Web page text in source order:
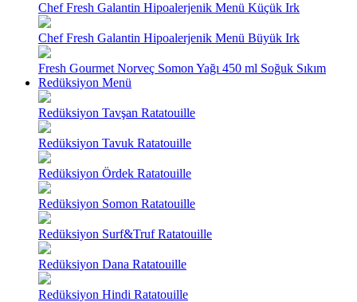
Chef Fresh Galantin Hipoalerjenik Menü Küçük Irk
Chef Fresh Galantin Hipoalerjenik Menü Büyük Irk
Fresh Gourmet Norveç Somon Yağı 450 ml Soğuk Sıkım
Redüksiyon Menü
Redüksiyon Tavşan Ratatouille
Redüksiyon Tavuk Ratatouille
Redüksiyon Ördek Ratatouille
Redüksiyon Somon Ratatouille
Redüksiyon Surf&Truf Ratatouille
Redüksiyon Dana Ratatouille
Redüksiyon Hindi Ratatouille